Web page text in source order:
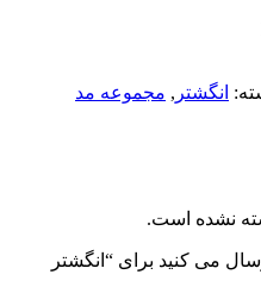
انگشتر , مجموعه مد
نشده است.
می کنید برای “انگشتر